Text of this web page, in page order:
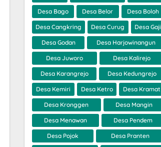
Desa Bago Desa Belor Desa Boloh
Desa Cangkring Desa Curug Desa Gaji
Desa Godan Desa Harjowinangun
Desa Juworo Desa Kalirejo
Desa Karangrejo Desa Kedungrejo
Desa Kemiri Desa Ketro Desa Kramat
Desa Kronggen Desa Mangin
Desa Menawan Desa Pendem
Desa Pojok Desa Pranten